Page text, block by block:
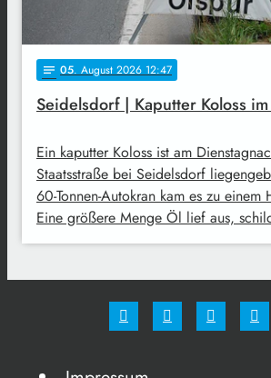
notes 05. August 2026 12:47
Seidelsdorf | Kaputter Koloss
Ein kaputter Koloss ist am
Staatsstraße bei Seidelsdorf
60-Tonnen-Autokran kam es zu einem
Eine größere Menge Öl lief aus,